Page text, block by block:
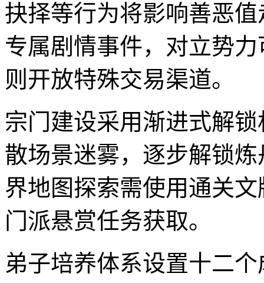
抉择等行为将影响善恶
专属剧情事件，对立势
则开放特殊交易渠道。
宗门建设采用渐进式解
散场景迷雾，逐步解锁
界地图探索需使用通关
门派悬赏任务获取。
弟子培养体系设置十二